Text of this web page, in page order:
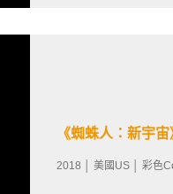
《蜘蛛人：新宇
2018 │ 美國US │ 彩色